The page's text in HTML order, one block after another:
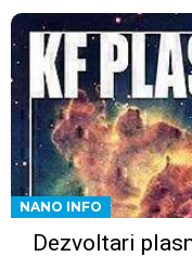
NANO INFO
Dezvoltari